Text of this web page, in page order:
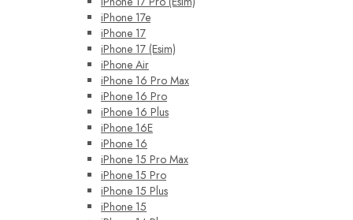
iPhone 17e
iPhone 17
iPhone 17 (Esim)
iPhone Air
iPhone 16 Pro Max
iPhone 16 Pro
iPhone 16 Plus
iPhone 16E
iPhone 16
iPhone 15 Pro Max
iPhone 15 Pro
iPhone 15 Plus
iPhone 15